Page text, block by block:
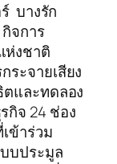
บางรัก
จการ
ห่งชาติ
ะจายเสียง
และทดลอง
กิจ 24 ช่อง
ข้าร่วม
บประมูล